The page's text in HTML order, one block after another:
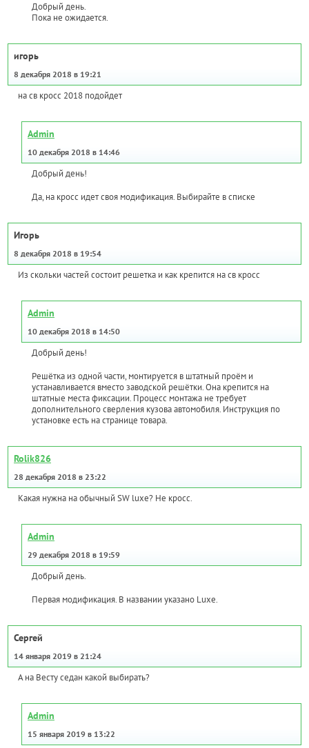
Добрый день.
Пока не ожидается.
игорь
8 декабря 2018 в 19:21
на св кросс 2018 подойдет
Admin
10 декабря 2018 в 14:46
Добрый день!
Да, на кросс идет своя модификация. Выбирайте в списке
Игорь
8 декабря 2018 в 19:54
Из скольки частей состоит решетка и как крепится на св кросс
Admin
10 декабря 2018 в 14:50
Добрый день!
Решётка из одной части, монтируется в штатный проём и
устанавливается вместо заводской решётки. Она крепится на
штатные места фиксации. Процесс монтажа не требует
дополнительного сверления кузова автомобиля. Инструкция по
установке есть на странице товара.
Rolik826
28 декабря 2018 в 23:22
Какая нужна на обычный SW luxe? Не кросс.
Admin
29 декабря 2018 в 19:59
Добрый день.
Первая модификация. В названии указано Luxe.
Сергей
14 января 2019 в 21:24
А на Весту седан какой выбирать?
Admin
15 января 2019 в 13:22